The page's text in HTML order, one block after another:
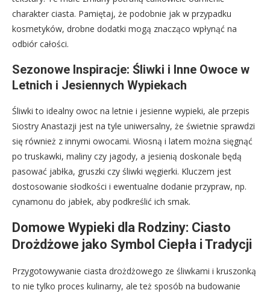
charakter ciasta. Pamiętaj, że podobnie jak w przypadku
kosmetyków, drobne dodatki mogą znacząco wpłynąć na
odbiór całości.
Sezonowe Inspiracje: Śliwki i Inne Owoce w
Letnich i Jesiennych Wypiekach
Śliwki to idealny owoc na letnie i jesienne wypieki, ale przepis
Siostry Anastazji jest na tyle uniwersalny, że świetnie sprawdzi
się również z innymi owocami. Wiosną i latem można sięgnąć
po truskawki, maliny czy jagody, a jesienią doskonale będą
pasować jabłka, gruszki czy śliwki węgierki. Kluczem jest
dostosowanie słodkości i ewentualne dodanie przypraw, np.
cynamonu do jabłek, aby podkreślić ich smak.
Domowe Wypieki dla Rodziny: Ciasto
Drożdżowe jako Symbol Ciepła i Tradycji
Przygotowywanie ciasta drożdżowego ze śliwkami i kruszonką
to nie tylko proces kulinarny, ale też sposób na budowanie